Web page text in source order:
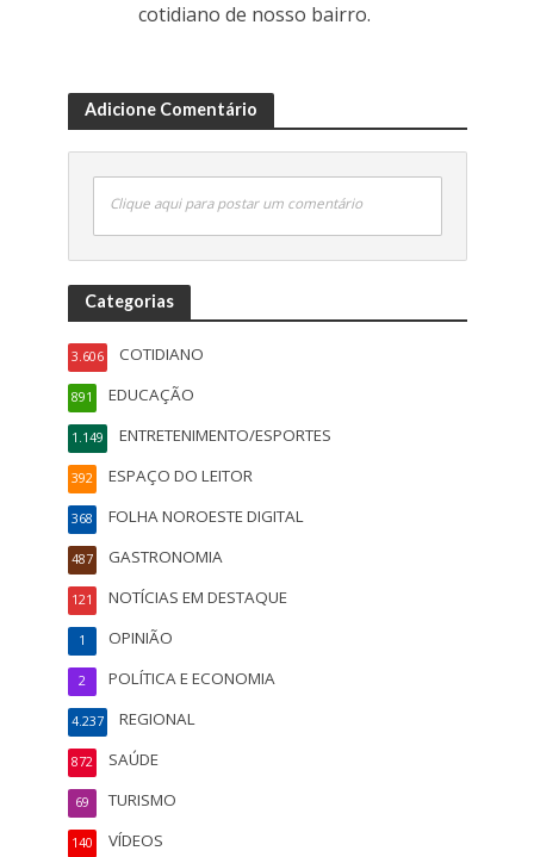
cotidiano de nosso bairro.
Adicione Comentário
Clique aqui para postar um comentário
Categorias
COTIDIANO
3.606
EDUCAÇÃO
891
ENTRETENIMENTO/ESPORTES
1.149
ESPAÇO DO LEITOR
392
FOLHA NOROESTE DIGITAL
368
GASTRONOMIA
487
NOTÍCIAS EM DESTAQUE
121
OPINIÃO
1
POLÍTICA E ECONOMIA
2
REGIONAL
4.237
SAÚDE
872
TURISMO
69
VÍDEOS
140